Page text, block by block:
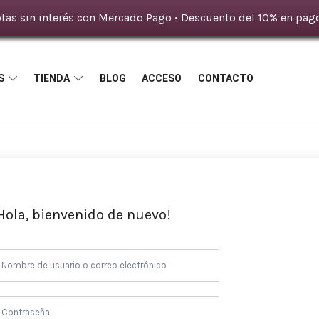
sin interés con Mercado Pago • Descuento del 10% en
TIENDA BLOG ACCESO CONTACTO
bienvenido de nuevo!